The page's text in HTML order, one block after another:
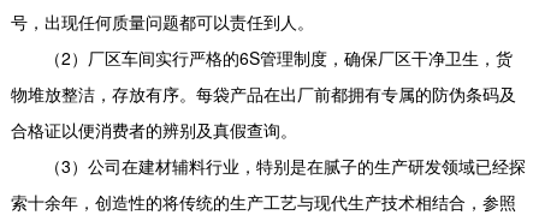
号，出现任何质量问题都可以责任到人。
（2）厂区车间实行严格的6S管理制度，确保厂区干净卫生，货
物堆放整洁，存放有序。每袋产品在出厂前都拥有专属的防伪条码及
合格证以便消费者的辨别及真假查询。
（3）公司在建材辅料行业，特别是在腻子的生产研发领域已经探
索十余年，创造性的将传统的生产工艺与现代生产技术相结合，参照